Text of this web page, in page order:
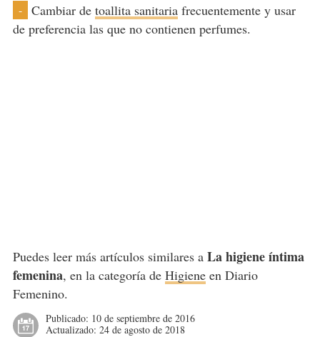
- Cambiar de toallita sanitariafrecuentemente y usar
de preferencia las que no contienen perfumes.
Puedes leer más artículos similares a La higiene íntima
femenina, en la categoría de Higieneen Diario
Femenino.
Publicado: 10 de septiembre de 2016
Actualizado: 24 de agosto de 2018